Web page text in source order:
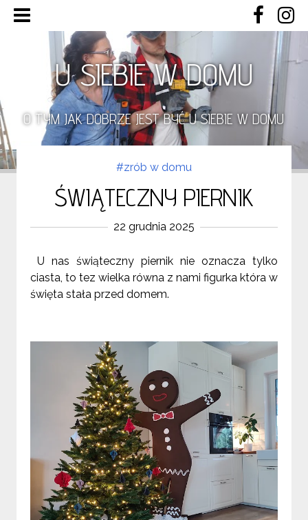
U SIEBIE W DOMU
O TYM JAK DOBRZE JEST BYĆ U SIEBIE W DOMU
#zrób w domu
ŚWIĄTECZNY PIERNIK
22 grudnia 2025
U nas świąteczny piernik nie oznacza tylko
ciasta, to tez wielka równa z nami figurka która w
święta stała przed domem.